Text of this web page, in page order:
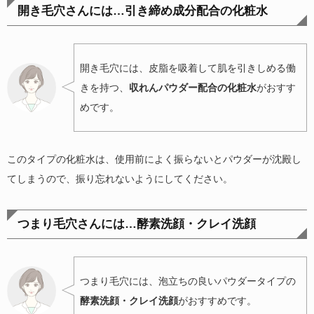
開き毛穴さんには…引き締め成分配合の化粧水
開き毛穴には、皮脂を吸着して肌を引きしめる働
きを持つ、 収れんパウダー配合の化粧水がおすす
めです。
このタイプの化粧水は、使用前によく振らないとパウダーが沈殿し
てしまうので、振り忘れないようにしてください。
つまり毛穴さんには…酵素洗顔・クレイ洗顔
つまり毛穴には、泡立ちの良いパウダータイプの
酵素洗顔・クレイ洗顔がおすすめです。